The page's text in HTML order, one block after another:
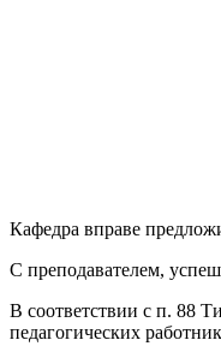
Кафедра вправе
С преподавателем,
В соответствии с п. 88
педагогических